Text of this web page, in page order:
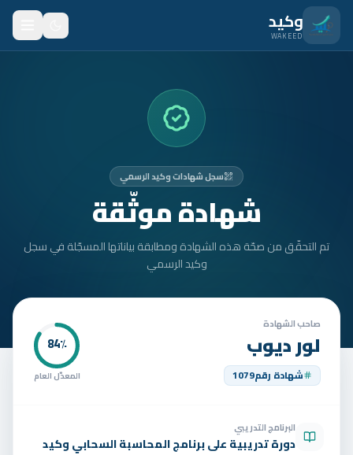
انتقل للمحتوى الرئيسي
وكيد
WAKEED
المتدربون
الأمان
تواصل
الوظائف
سجل شهادات وكيد الرسمي
شهادة موثّقة
تم التحقّق من صحّة هذه الشهادة ومطابقة بياناتها المسجّلة في سجل
وكيد الرسمي
صاحب الشهادة
لور ديوب
شهادة رقم1079
84٪
المعدّل العام
البرنامج التدريبي
دورة تدريبية على برنامج المحاسبة السحابي وكيد